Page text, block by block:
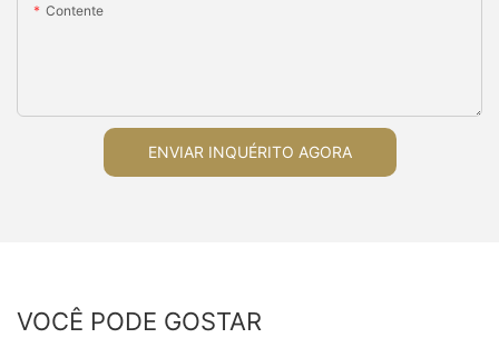
Contente
ENVIAR INQUÉRITO AGORA
VOCÊ PODE GOSTAR